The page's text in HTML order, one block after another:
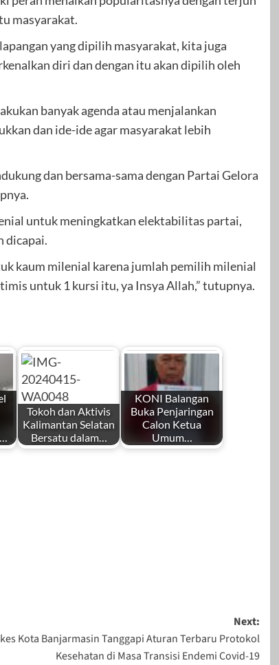
masyarakat.
yang dipilih masyarakat, kita juga
diri dan dengan itu akan dipilih oleh
banyak agenda atau menjalankan
dan ide-ide agar masyarakat lebih
dan bersama-sama dengan Partai Gelora
untuk meningkatkan elektabilitas partai,
dicapai.
kaum milenial karena jumlah pemilih milenial
untuk 1 kursi itu, ya Insya Allah,” tutupnya.
Tokoh dan Aktivis
Kalimantan Selatan
Bersatu dalam…
KONI Balangan
Buka Penjaringan
Calon Ketua
Umum…
Next:
Kota Banjarmasin Tanggapi Aturan Terbaru Protokol
Kesehatan di Masa Transisi Endemi Covid-19